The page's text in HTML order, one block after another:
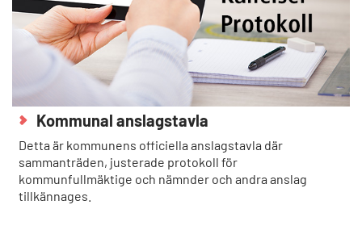
Kommunal anslagstavla
Detta är kommunens officiella anslagstavla där
sammanträden, justerade protokoll för
kommunfullmäktige och nämnder och andra anslag
tillkännages.